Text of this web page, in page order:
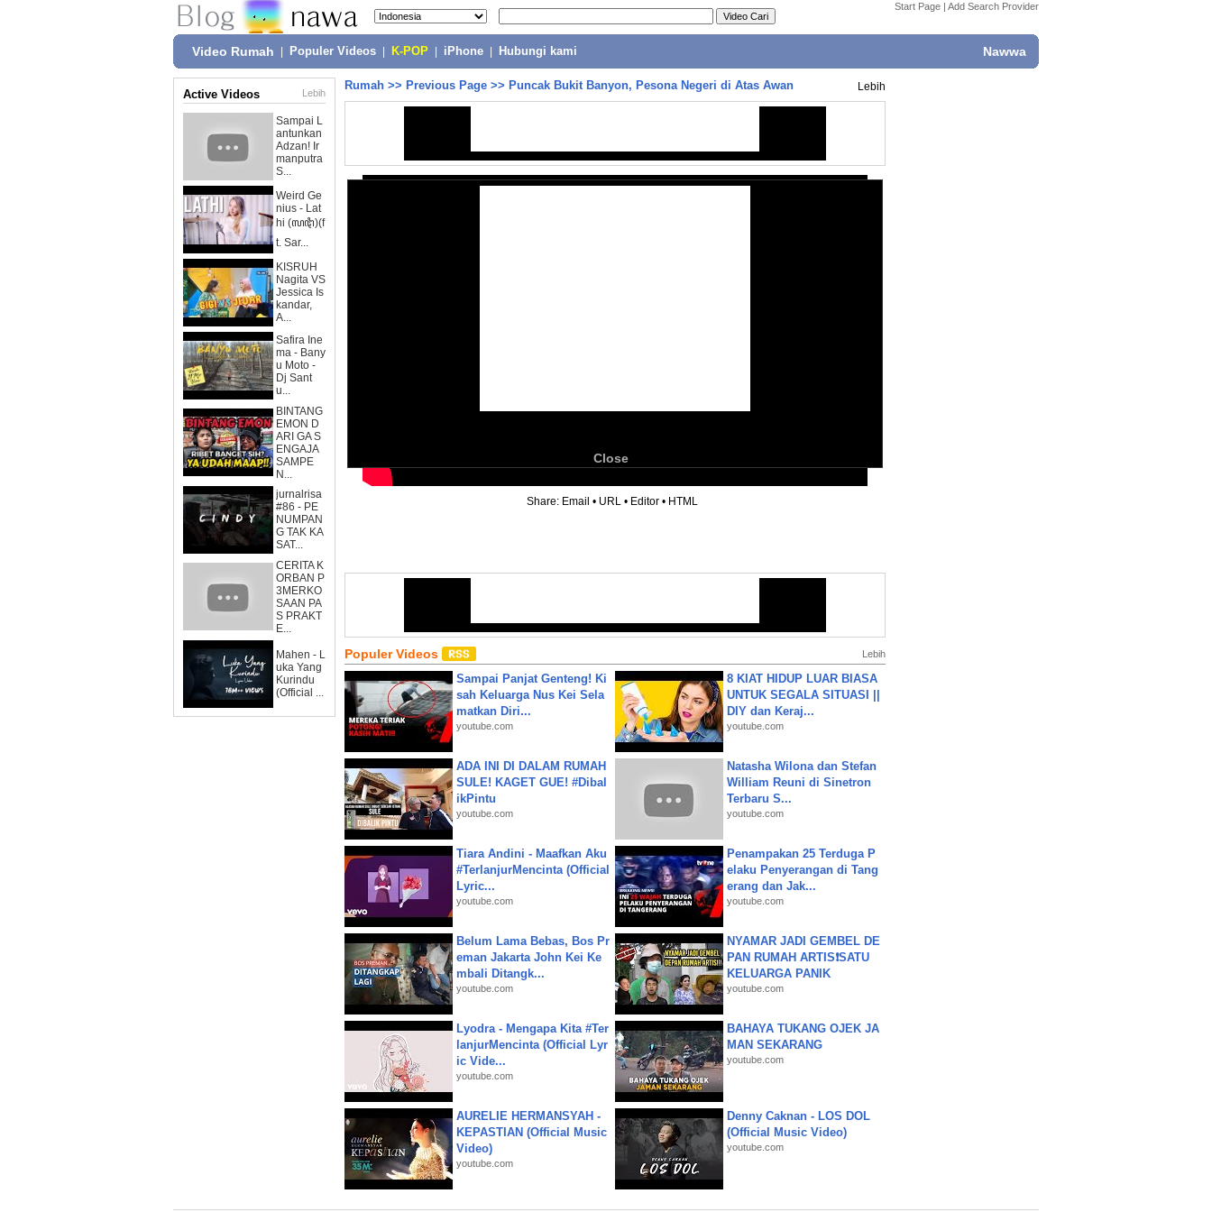
Start Page | Add Search Provider
Video Rumah Populer Videos K-POP iPhone Hubungi kami Nawwa
Active Videos Lebih
Sampai L
antunkan
Adzan! Ir
manputra
S...
Weird Ge
nius - Lat
hi (ꦭꦛꦶ)(f
t. Sar...
KISRUH
Nagita VS
Jessica Is
kandar,
A...
Safira Ine
ma - Bany
u Moto -
Dj Sant
u...
BINTANG
EMON D
ARI GA S
ENGAJA
SAMPE
N...
jurnalrisa
#86 - PE
NUMPAN
G TAK KA
SAT...
CERITA K
ORBAN P
3MERKO
SAAN PA
S PRAKT
E...
Mahen - L
uka Yang
Kurindu
(Official ...
Rumah >> Previous Page >> Puncak Bukit Banyon, Pesona Negeri di Atas Awan Lebih
Close
Share: Email • URL • Editor • HTML
Populer Videos Lebih
Sampai Panjat Genteng! Ki
sah Keluarga Nus Kei Sela
matkan Diri...
youtube.com
8 KIAT HIDUP LUAR BIASA
UNTUK SEGALA SITUASI ||
DIY dan Keraj...
youtube.com
ADA INI DI DALAM RUMAH
SULE! KAGET GUE! #Dibal
ikPintu
youtube.com
Natasha Wilona dan Stefan
William Reuni di Sinetron
Terbaru S...
youtube.com
Tiara Andini - Maafkan Aku
#TerlanjurMencinta (Official
Lyric...
youtube.com
Penampakan 25 Terduga P
elaku Penyerangan di Tang
erang dan Jak...
youtube.com
Belum Lama Bebas, Bos Pr
eman Jakarta John Kei Ke
mbali Ditangk...
youtube.com
NYAMAR JADI GEMBEL DE
PAN RUMAH ARTIS❗SATU
KELUARGA PANIK
youtube.com
Lyodra - Mengapa Kita #Ter
lanjurMencinta (Official Lyr
ic Vide...
youtube.com
BAHAYA TUKANG OJEK JA
MAN SEKARANG
youtube.com
AURELIE HERMANSYAH -
KEPASTIAN (Official Music
Video)
youtube.com
Denny Caknan - LOS DOL
(Official Music Video)
youtube.com